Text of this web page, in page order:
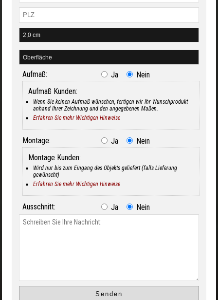
Aufmaß: Ja
Nein
Aufmaß Kunden:
Wenn Sie keinen Aufmaß wünschen, fertigen wir Ihr Wunschprodukt
anhand Ihrer Zeichnung und den angegebenen Maßen.
Erfahren Sie mehr Wichtigen Hinweise
Montage: Ja
Nein
Montage Kunden:
Wird nur bis zum Eingang des Objekts geliefert (falls Lieferung
gewünscht)
Erfahren Sie mehr Wichtigen Hinweise
Ausschnitt: Ja Nein